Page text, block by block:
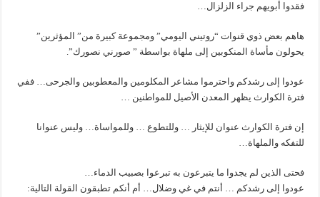
فقدوا أبويهم جراء الزلزال…
هاهم بعض ذوي قنوات “روتيني اليومي” ومجموعة كبيرة من” المؤثرين”
يحولون مأساة المنكوبين إلى ملهاة بواسطة ” صورني نصورك”.
عودوا إلى رشدكم واحترموا مشاعر المكلومين والمعطوبين والجرحى… ففي
فترة الكوارث يظهر المعدن الأصيل للمواطنين …
إن فترة الكوارث عنوان للإيثار … وللتطوع … وللمواساة… وليس عنوانا
للتفكه والملهاة…
فحتى الذين لم يجدوا ما يتبرعون به تبرعوا بصبيب الدماء…
عودوا إلى رشدكم … أنتم في غي وضلال… أم أنكم تطبقون القولة التالية: